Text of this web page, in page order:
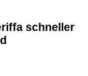
schneller